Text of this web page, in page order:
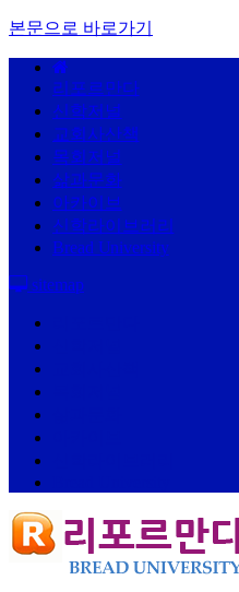
본문으로 바로가기
리포르만다
신학저널
교회사산책
목회저널
삶과문화
아카이브
신학라이브러리
Bread University
sitemap